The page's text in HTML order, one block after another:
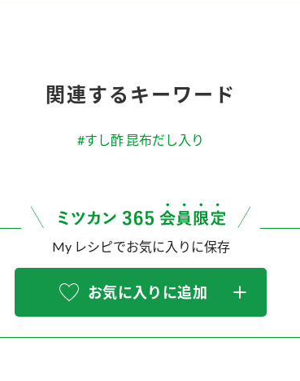
関連するキーワード
#すし酢 昆布だし入り
My レシピでお気に入りに保存
お気に入りに追加